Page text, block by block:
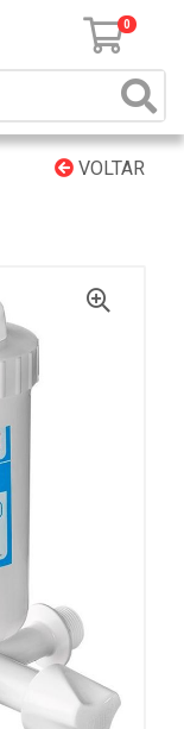
0
VOLTAR